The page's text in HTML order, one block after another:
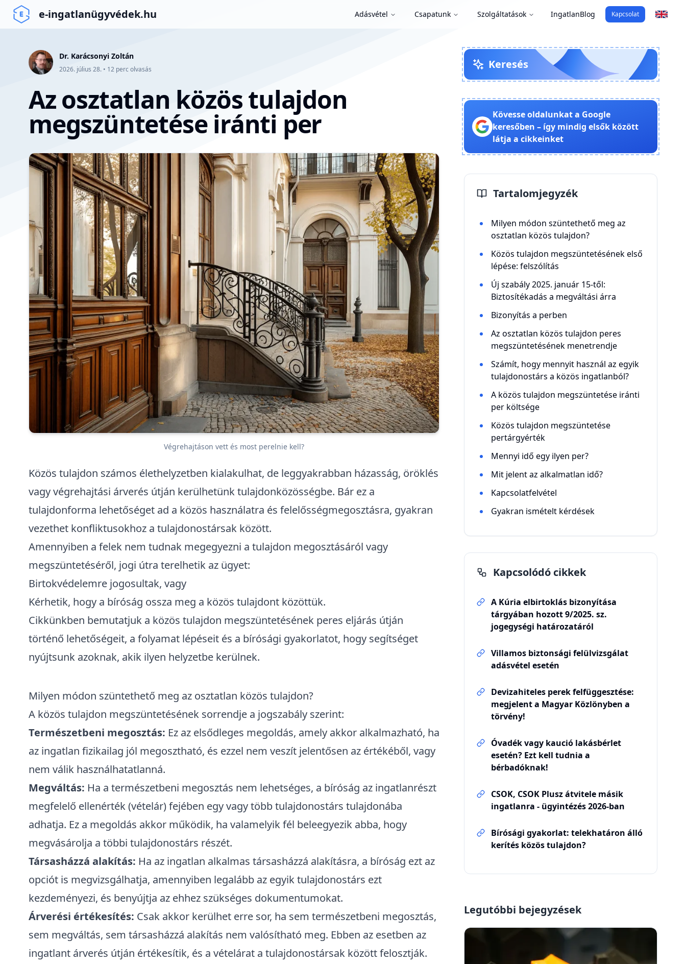
e-ingatlanügyvédek.hu Adásvétel Csapatunk Szolgáltatások IngatlanBlog Kapcsolat
Dr. Karácsonyi Zoltán
2026. július 28. • 12 perc olvasás
Az osztatlan közös tulajdon
megszüntetése iránti per
Végrehajtáson vett és most perelnie kell?
Közös tulajdon számos élethelyzetben kialakulhat, de leggyakrabban házasság, öröklés
vagyvégrehajtási árverés útján kerülhetünk tulajdonközösségbe. Bár ez a
tulajdonforma lehetőséget ad a közös használatra és felelősségmegosztásra, gyakran
vezethet konfliktusokhoz a tulajdonostársak között.
Amennyiben a felek nem tudnak megegyezni a tulajdon megosztásáról vagy
megszüntetéséről, jogi útra terelhetik az ügyet:
Birtokvédelemre jogosultak, vagy
Kérhetik, hogy a bíróság ossza meg a közös tulajdont közöttük.
Cikkünkben bemutatjuk a közös tulajdon megszüntetésének peres eljárás útján
történő lehetőségeit, a folyamat lépéseit és a bírósági gyakorlatot, hogy segítséget
nyújtsunk azoknak, akik ilyen helyzetbe kerülnek.​
Milyen módon szüntethető meg az osztatlan közös tulajdon?
A közös tulajdon megszüntetésének sorrendje a jogszabály szerint:
Természetbeni megosztás: Ez az elsődleges megoldás, amely akkor alkalmazható, ha
az ingatlan fizikailag jól megosztható, és ezzel nem veszít jelentősen az értékéből, vagy
nem válik használhatatlanná.
Megváltás: Ha a természetbeni megosztás nem lehetséges, a bíróság az ingatlanrészt
megfelelő ellenérték (vételár) fejében egy vagy több tulajdonostárs tulajdonába
adhatja. Ez a megoldás akkor működik, ha valamelyik fél beleegyezik abba, hogy
megvásárolja a többi tulajdonostárs részét.
Társasházzá alakítás: Ha az ingatlan alkalmas társasházzá alakításra, a bíróság ezt az
opciót is megvizsgálhatja, amennyiben legalább az egyik tulajdonostárs ezt
kezdeményezi, és benyújtja az ehhez szükséges dokumentumokat.
Árverési értékesítés: Csak akkor kerülhet erre sor, ha sem természetbeni megosztás,
sem megváltás, sem társasházzá alakítás nem valósítható meg. Ebben az esetben az
ingatlant árverés útján értékesítik, és a vételárat a tulajdonostársak között felosztják.
Keresés
Kövesse oldalunkat a Google
keresőben – így mindig elsők között
látja a cikkeinket
Tartalomjegyzék
Milyen módon szüntethető meg az
osztatlan közös tulajdon?
Közös tulajdon megszüntetésének első
lépése: felszólítás
Új szabály 2025. január 15-től:
Biztosítékadás a megváltási árra
Bizonyítás a perben
Az osztatlan közös tulajdon peres
megszüntetésének menetrendje
Számít, hogy mennyit használ az egyik
tulajdonostárs a közös ingatlanból?
A közös tulajdon megszüntetése iránti
per költsége
Közös tulajdon megszüntetése
pertárgyérték
Mennyi idő egy ilyen per?
Mit jelent az alkalmatlan idő?
Kapcsolatfelvétel
Gyakran ismételt kérdések
Kapcsolódó cikkek
A Kúria elbirtoklás bizonyítása
tárgyában hozott 9/2025. sz.
jogegységi határozatáról
Villamos biztonsági felülvizsgálat
adásvétel esetén
Devizahiteles perek felfüggesztése:
megjelent a Magyar Közlönyben a
törvény!
Óvadék vagy kaució lakásbérlet
esetén? Ezt kell tudnia a
bérbadóknak!
CSOK, CSOK Plusz átvitele másik
ingatlanra - ügyintézés 2026-ban
Bírósági gyakorlat: telekhatáron álló
kerítés közös tulajdon?
Legutóbbi bejegyzések